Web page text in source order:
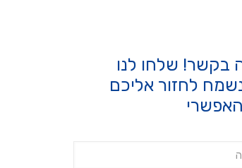
בקשר! שלחו לנו
לחזור אליכם